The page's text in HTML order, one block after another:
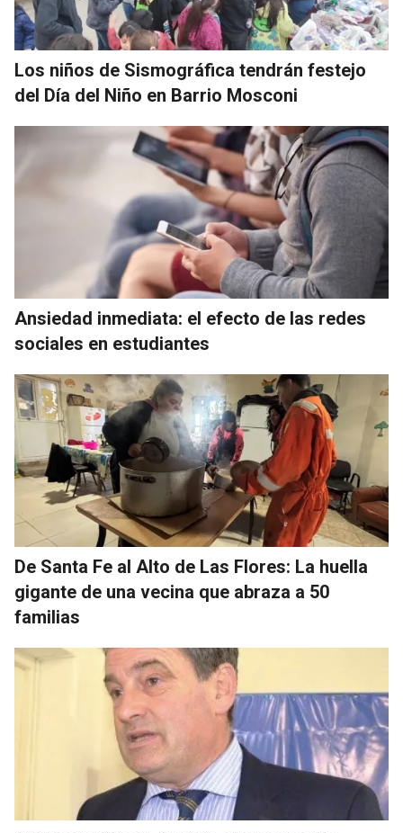
Los niños de Sismográfica tendrán festejo
del Día del Niño en Barrio Mosconi
Ansiedad inmediata: el efecto de las redes
sociales en estudiantes
De Santa Fe al Alto de Las Flores: La huella
gigante de una vecina que abraza a 50
familias